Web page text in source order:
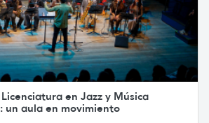
en Jazz y Música
un aula en movimiento